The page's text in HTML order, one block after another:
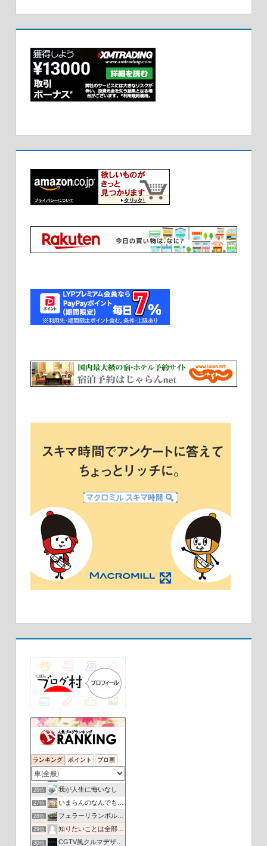
ランキング ポイント ブロ画
22位 しろいるかのかふぇてりあ
24位 岡山ジャンク倶楽部
25位 黄輪雑貨本店 新館
26位 我が人生に悔いなし
27位 いまらんのなんでも日記
28位 フェラーリランボルギーニニュース
29位 知りたいことは全部教えてあげる
30位 CGTV風クルマデザイン放談